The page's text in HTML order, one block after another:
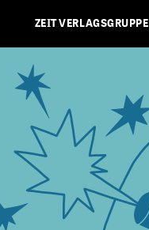
ZEIT VERLAGSGRUPPE